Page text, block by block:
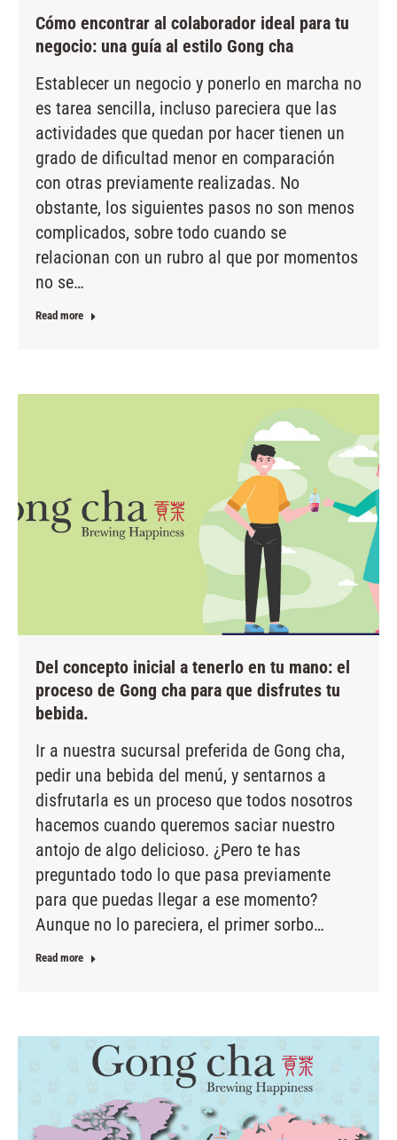
Cómo encontrar al colaborador ideal para tu
negocio: una guía al estilo Gong cha
Establecer un negocio y ponerlo en marcha no
es tarea sencilla, incluso pareciera que las
actividades que quedan por hacer tienen un
grado de dificultad menor en comparación
con otras previamente realizadas. No
obstante, los siguientes pasos no son menos
complicados, sobre todo cuando se
relacionan con un rubro al que por momentos
no se…
Read more
Del concepto inicial a tenerlo en tu mano: el
proceso de Gong cha para que disfrutes tu
bebida.
Ir a nuestra sucursal preferida de Gong cha,
pedir una bebida del menú, y sentarnos a
disfrutarla es un proceso que todos nosotros
hacemos cuando queremos saciar nuestro
antojo de algo delicioso. ¿Pero te has
preguntado todo lo que pasa previamente
para que puedas llegar a ese momento?
Aunque no lo pareciera, el primer sorbo…
Read more